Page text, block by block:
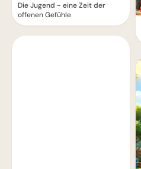
Die Jugend - eine Zeit der
offenen Gefühle